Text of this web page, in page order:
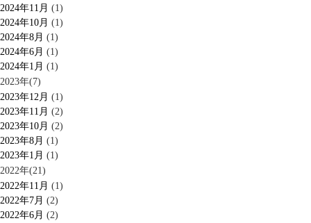
2024年11月 (1)
2024年10月 (1)
2024年8月 (1)
2024年6月 (1)
2024年1月 (1)
2023年(7)
2023年12月 (1)
2023年11月 (2)
2023年10月 (2)
2023年8月 (1)
2023年1月 (1)
2022年(21)
2022年11月 (1)
2022年7月 (2)
2022年6月 (2)